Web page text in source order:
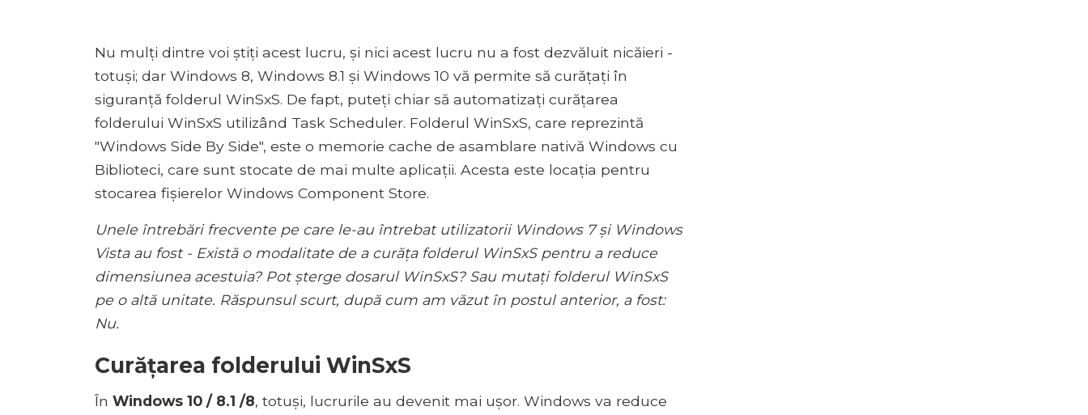
Nu mulți dintre voi știți acest lucru, și nici acest lucru nu a fost dezvăluit nicăieri -
totuși; dar Windows 8, Windows 8.1 și Windows 10 vă permite să curățați în
siguranță folderul WinSxS. De fapt, puteți chiar să automatizați curățarea
folderului WinSxS utilizând Task Scheduler. Folderul WinSxS, care reprezintă
"Windows Side By Side", este o memorie cache de asamblare nativă Windows cu
Biblioteci, care sunt stocate de mai multe aplicații. Acesta este locația pentru
stocarea fișierelor Windows Component Store.
Unele întrebări frecvente pe care le-au întrebat utilizatorii Windows 7 și Windows
Vista au fost - Există o modalitate de a curăța folderul WinSxS pentru a reduce
dimensiunea acestuia? Pot șterge dosarul WinSxS? Sau mutați folderul WinSxS
pe o altă unitate. Răspunsul scurt, după cum am văzut în postul anterior, a fost:
Nu.
Curățarea folderului WinSxS
În Windows 10 / 8.1 /8, totuși, lucrurile au devenit mai ușor. Windows va reduce